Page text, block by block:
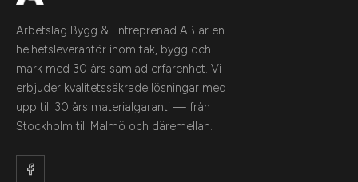
Arbetslag Bygg & Entreprenad AB är en
helhetsleverantör inom tak, bygg och
mark med 30 års samlad erfarenhet. Vi
erbjuder kvalitetssäkrade lösningar med
upp till 30 års materialgaranti — från
Stockholm till Malmö och däremellan.